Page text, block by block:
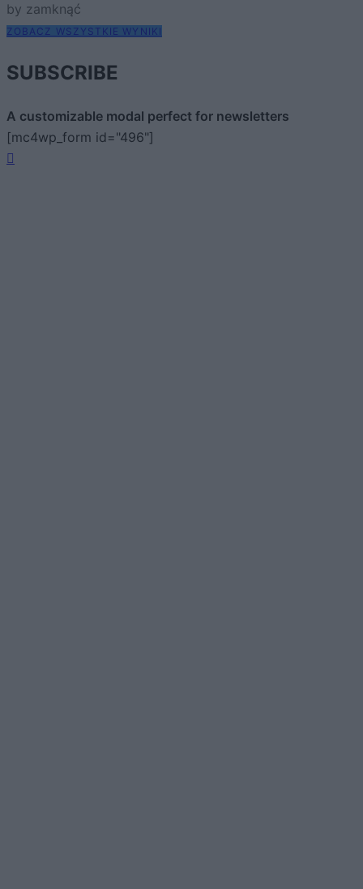
by zamknąć
ZOBACZ WSZYSTKIE WYNIKI
SUBSCRIBE
A customizable modal perfect for newsletters
[mc4wp_form id="496"]